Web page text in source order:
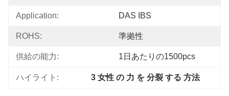
Application: DAS IBS
ROHS: 準拠性
供給の能力: 1日あたりの1500pcs
ハイライト: 3 女性 の 力 を 分裂 する 方法